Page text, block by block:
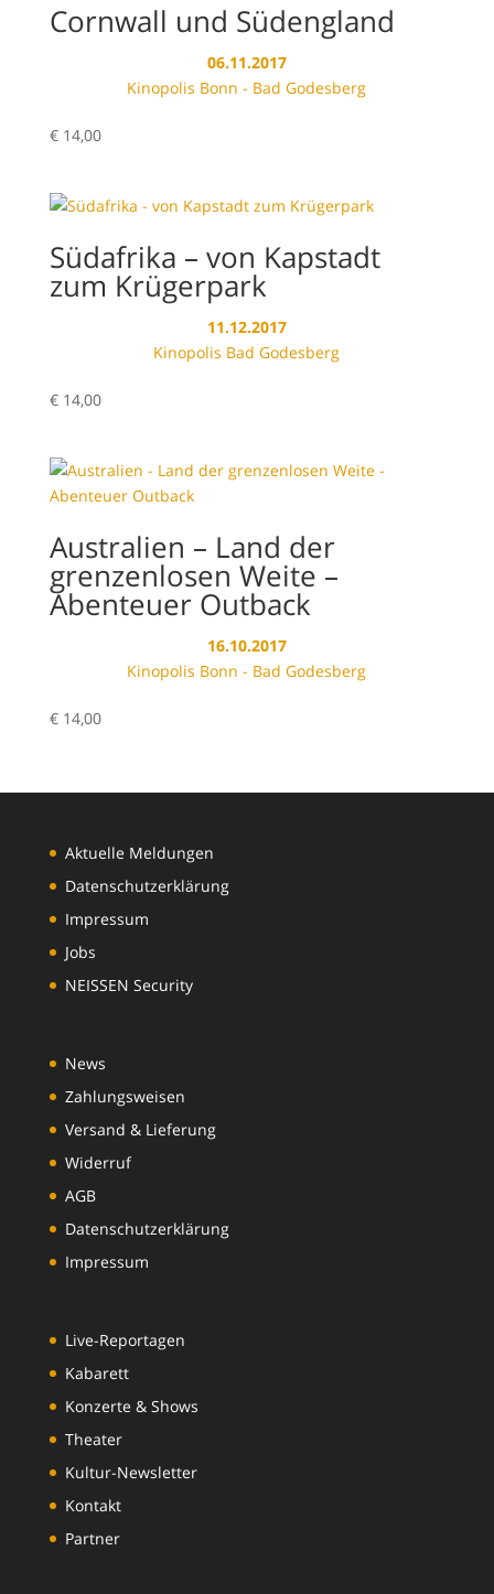
Cornwall und Südengland
06.11.2017
Kinopolis Bonn - Bad Godesberg
€14,00
Südafrika – von Kapstadt
zum Krügerpark
11.12.2017
Kinopolis Bad Godesberg
€14,00
Australien – Land der
grenzenlosen Weite –
Abenteuer Outback
16.10.2017
Kinopolis Bonn - Bad Godesberg
€14,00
Aktuelle Meldungen
Datenschutzerklärung
Impressum
Jobs
NEISSEN Security
News
Zahlungsweisen
Versand & Lieferung
Widerruf
AGB
Datenschutzerklärung
Impressum
Live-Reportagen
Kabarett
Konzerte & Shows
Theater
Kultur-Newsletter
Kontakt
Partner